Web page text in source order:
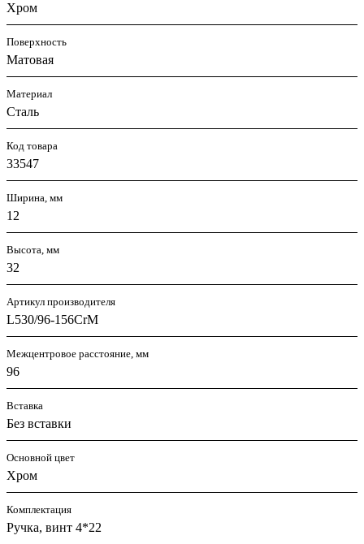
Хром
Поверхность
Матовая
Материал
Сталь
Код товара
33547
Ширина, мм
12
Высота, мм
32
Артикул производителя
L530/96-156CrM
Межцентровое расстояние, мм
96
Вставка
Без вставки
Основной цвет
Хром
Комплектация
Ручка, винт 4*22